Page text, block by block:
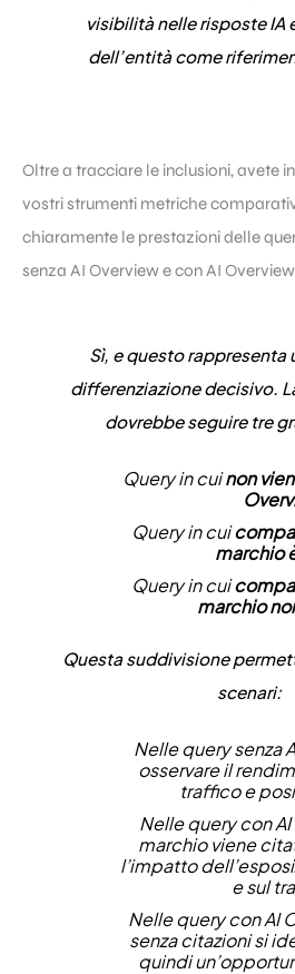
visibilità nelle risposte IA
dell’entità come
Oltre a tracciare le inclusioni, avete
vostri strumenti metriche
chiaramente le prestazioni delle
senza AI Overview e con AI
Sì, e questo rappresenta
differenziazione decisivo.
dovrebbe seguire tre
Query in cuinon
Query in cui
marchio
Query in cui
marchio
Questa suddivisione
scenari:
Nelle query senza
osservare il
traffico e
Nelle query con
marchio viene
l’impatto
e sul
Nelle query con AI
senza citazioni si
quindi